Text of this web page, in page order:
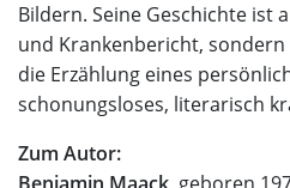
Bildern. Seine Geschichte ist
und Krankenbericht,
die Erzählung eines
schonungsloses, literarisch
Zum Autor: